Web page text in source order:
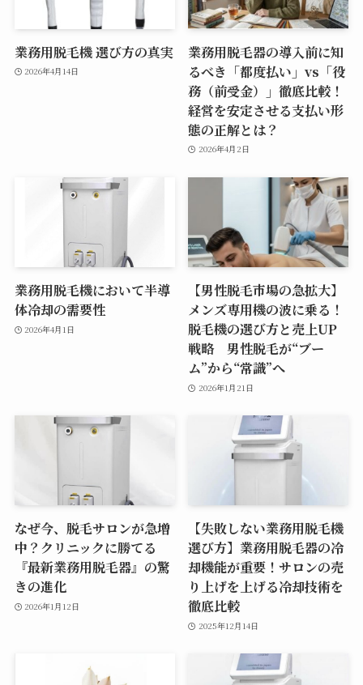
業務用脱毛機 選び方の真実
2026年4月14日
業務用脱毛器の導入前に知
るべき「都度払い」vs「役
務（前受金）」徹底比較！
経営を安定させる支払い形
態の正解とは？
2026年4月2日
業務用脱毛機において半導
体冷却の需要性
2026年4月1日
【男性脱毛市場の急拡大】
メンズ専用機の波に乗る！
脱毛機の選び方と売上UP
戦略 男性脱毛が“ブー
ム”から“常識”へ
2026年1月21日
なぜ今、脱毛サロンが急増
中？クリニックに勝てる
『最新業務用脱毛器』の驚
きの進化
2026年1月12日
【失敗しない業務用脱毛機
選び方】業務用脱毛器の冷
却機能が重要！サロンの売
り上げを上げる冷却技術を
徹底比較
2025年12月14日